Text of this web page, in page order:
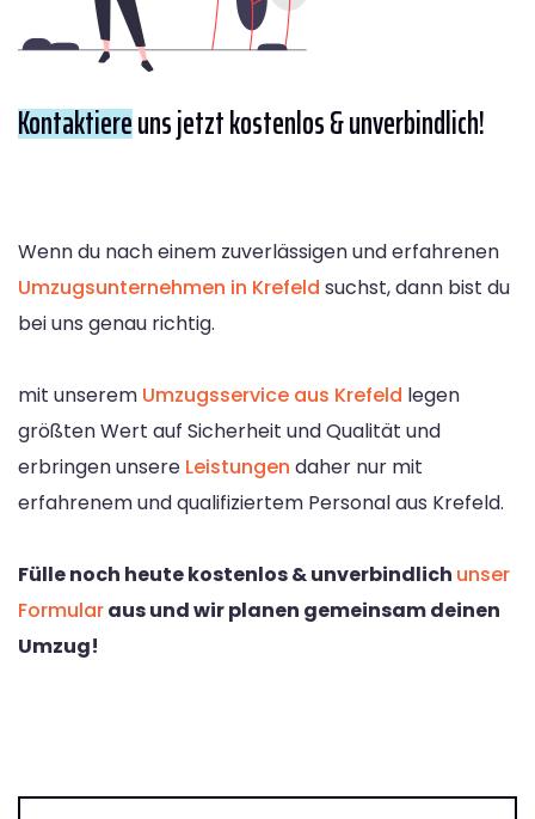
Kontaktiereuns jetzt kostenlos & unverbindlich!
Wenn du nach einem zuverlässigen und erfahrenen
Umzugsunternehmen in Krefeld suchst, dann bist du
bei uns genau richtig.
mit unserem Umzugsservice aus Krefeld legen
größten Wert auf Sicherheit und Qualität und
erbringen unsere Leistungen daher nur mit
erfahrenem und qualifiziertem Personal aus Krefeld.
Fülle noch heute kostenlos & unverbindlich unser
Formularaus und wir planen gemeinsam deinen
Umzug!